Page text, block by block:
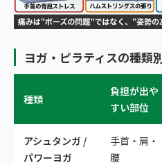
ヨガ・ピラティスの種類
種類
負担が出や
すい部位
アシュタンガ /
パワーヨガ
手首・肩・
腰